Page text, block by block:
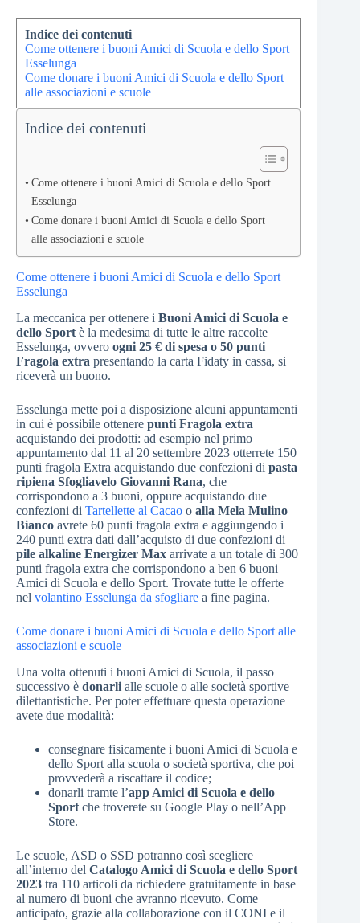
Indice dei contenuti
Come ottenere i buoni Amici di Scuola e dello Sport
Esselunga
Come donare i buoni Amici di Scuola e dello Sport
alle associazioni e scuole
Indice dei contenuti
Come ottenere i buoni Amici di Scuola e dello Sport
Esselunga
Come donare i buoni Amici di Scuola e dello Sport
alle associazioni e scuole
Come ottenere i buoni Amici di Scuola e dello Sport
Esselunga
La meccanica per ottenere i Buoni Amici di Scuola e
dello Sport è la medesima di tutte le altre raccolte
Esselunga, ovvero ogni 25 € di spesa o 50 punti
Fragola extra presentando la carta Fidaty in cassa, si
riceverà un buono.
Esselunga mette poi a disposizione alcuni appuntamenti
in cui è possibile ottenere punti Fragola extra
acquistando dei prodotti: ad esempio nel primo
appuntamento dal 11 al 20 settembre 2023 otterrete 150
punti fragola Extra acquistando due confezioni di pasta
ripiena Sfogliavelo Giovanni Rana, che
corrispondono a 3 buoni, oppure acquistando due
confezioni di Tartellette al Cacao o alla Mela Mulino
Bianco avrete 60 punti fragola extra e aggiungendo i
240 punti extra dati dall’acquisto di due confezioni di
pile alkaline Energizer Max arrivate a un totale di 300
punti fragola extra che corrispondono a ben 6 buoni
Amici di Scuola e dello Sport. Trovate tutte le offerte
nel volantino Esselunga da sfogliare a fine pagina.
Come donare i buoni Amici di Scuola e dello Sport alle
associazioni e scuole
Una volta ottenuti i buoni Amici di Scuola, il passo
successivo è donarli alle scuole o alle società sportive
dilettantistiche. Per poter effettuare questa operazione
avete due modalità:
consegnare fisicamente i buoni Amici di Scuola e
dello Sport alla scuola o società sportiva, che poi
provvederà a riscattare il codice;
donarli tramte l’app Amici di Scuola e dello
Sport che troverete su Google Play o nell’App
Store.
Le scuole, ASD o SSD potranno così scegliere
all’interno del Catalogo Amici di Scuola e dello Sport
2023 tra 110 articoli da richiedere gratuitamente in base
al numero di buoni che avranno ricevuto. Come
anticipato, grazie alla collaborazione con il CONI e il